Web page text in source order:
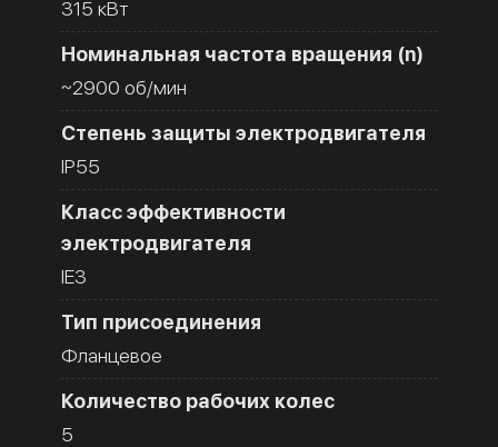
315 кВт
Номинальная частота вращения (n)
~2900 об/мин
Степень защиты электродвигателя
IP55
Класс эффективности
электродвигателя
IE3
Тип присоединения
Фланцевое
Количество рабочих колес
5